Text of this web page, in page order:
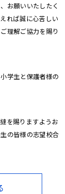
お願いいたしたく
れば誠に心苦しい
理解ご協力を賜り
学生と保護者様の
を賜りますようお
の皆様の志望校合